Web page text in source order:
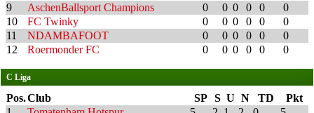
9
AschenBallsport Champions 0 0 0 0 0
0
10
FC Twinky 0 0 0 0 0
0
11
NDAMBAFOOT 0 0 0 0 0
0
12
Roermonder FC 0 0 0 0 0 0
C Liga
Pos.Club SP S U N TD
Pkt